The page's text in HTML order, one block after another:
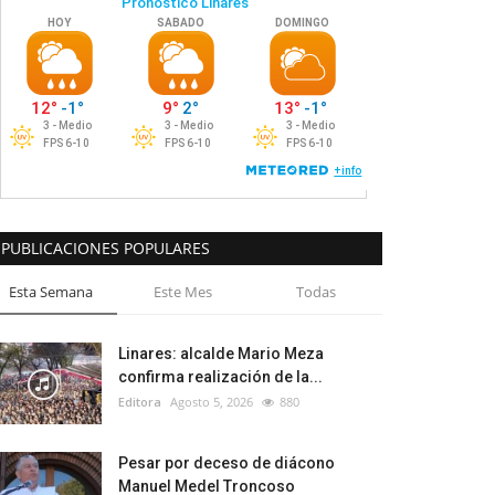
PUBLICACIONES POPULARES
Esta Semana Este Mes Todas
Linares: alcalde Mario Meza
confirma realización de la...
Editora Agosto 5, 2026 880
Pesar por deceso de diácono
Manuel Medel Troncoso